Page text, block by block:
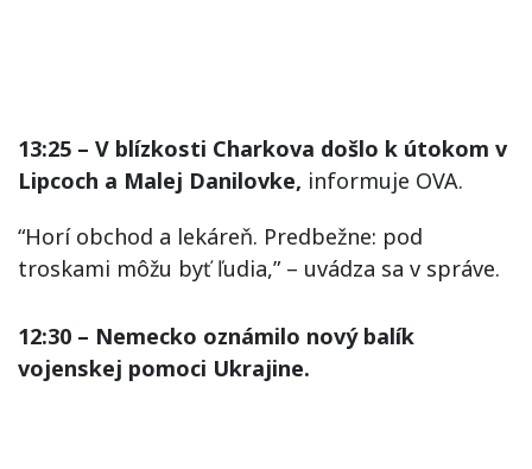
13:25 – V blízkosti Charkova došlo k útokom v
Lipcoch a Malej Danilovke, informuje OVA.
“Horí obchod a lekáreň. Predbežne: pod
troskami môžu byť ľudia,” – uvádza sa v správe.
12:30 – Nemecko oznámilo nový balík
vojenskej pomoci Ukrajine.